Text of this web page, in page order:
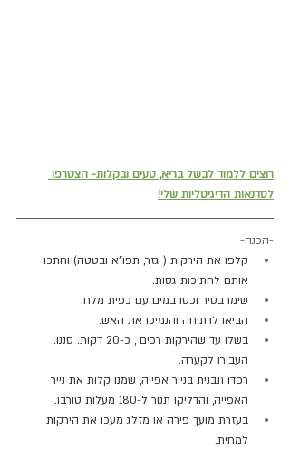
רוצים ללמוד לבשל בריא, טעים ובקלות- הצטרפו
לסדנאות הדיגיטליות שלי!
-הכנה-
קלפו את הירקות ( גזר, תפו"א ובטטה) וחתכו
אותם לחתיכות גסות.
שימו בסיר וכסו במים עם כפית מלח.
הביאו לרתיחה והנמיכו את האש.
בשלו עד שהירקות רכים , כ-20 דקות. סננו.
העבירו לקערה.
רפדו תבנית בנייר אפייה, שמנו קלות את נייר
האפייה, והדליקו תנור ל-180 מעלות טורבו.
בעזרת מועך פירה או מזלג מעכו את הירקות
למחית.